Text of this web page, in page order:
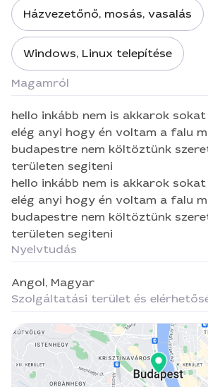
Házvezetőnő, mosás, vasalás
Windows, Linux telepítése
Magamról
hello inkább nem is akkarok
elég anyi hogy én voltam a falu
budapestre nem költöztünk
területen segiteni
hello inkább nem is akkarok
elég anyi hogy én voltam a falu
budapestre nem költöztünk
területen segiteni
Nyelvtudás
Angol, Magyar
Szolgáltatási terület és